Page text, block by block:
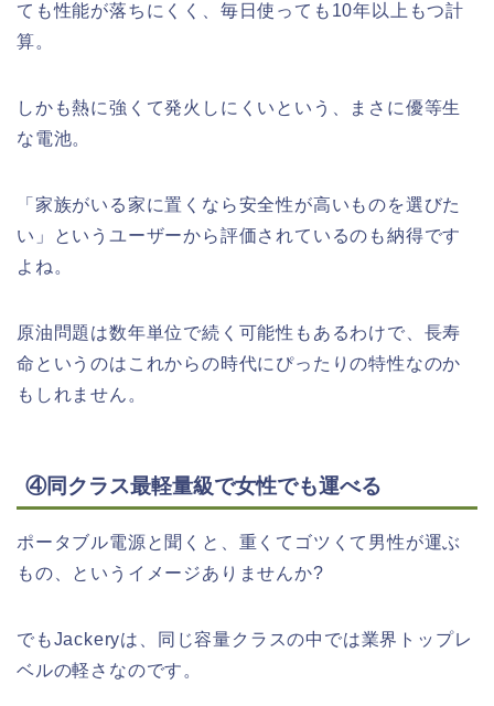
ても性能が落ちにくく、毎日使っても10年以上もつ計
算。
しかも熱に強くて発火しにくいという、まさに優等生
な電池。
「家族がいる家に置くなら安全性が高いものを選びた
い」というユーザーから評価されているのも納得です
よね。
原油問題は数年単位で続く可能性もあるわけで、長寿
命というのはこれからの時代にぴったりの特性なのか
もしれません。
④同クラス最軽量級で女性でも運べる
ポータブル電源と聞くと、重くてゴツくて男性が運ぶ
もの、というイメージありませんか?
でもJackeryは、同じ容量クラスの中では業界トップレ
ベルの軽さなのです。